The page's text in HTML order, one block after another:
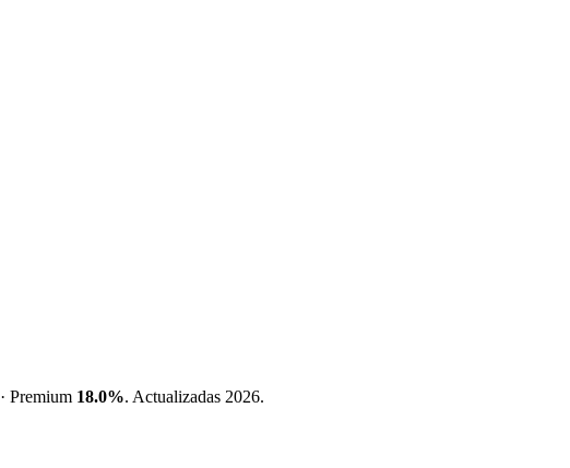
· Premium 18.0%. Actualizadas 2026.